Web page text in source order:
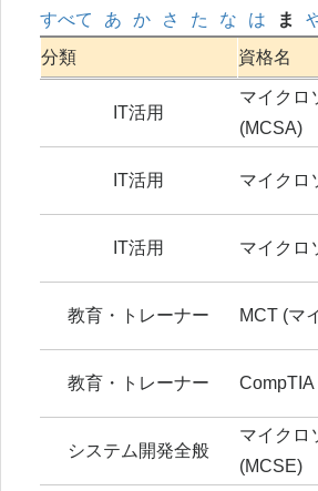
すべて あ か さ た な は ま
分類
資格名
IT活用
マイクロ
(MCSA)
IT活用 マイクロ
IT活用 マイクロ
教育・トレーナー MCT (マ
教育・トレーナー CompTIA
システム開発全般
マイクロ
(MCSE)